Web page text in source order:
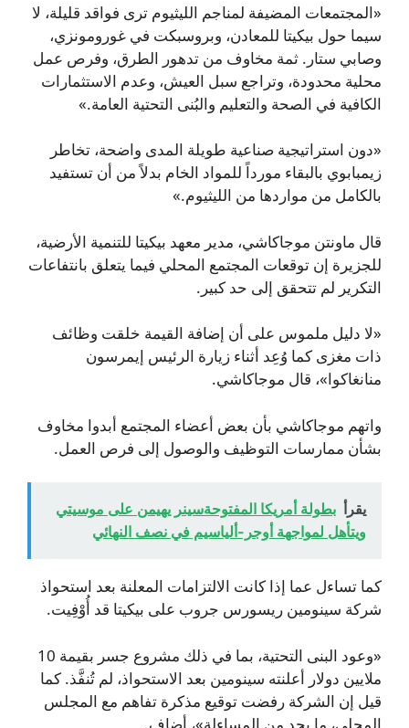
«المجتمعات المضيفة لمناجم الليثيوم ترى فواقد قليلة، لا
سيما حول بيكيتا للمعادن، وبروسبكت في غورومونزي،
وصابي ستار. ثمة مخاوف من تدهور الطرق، وفرص عمل
محلية محدودة، وتراجع سبل العيش، وعدم الاستثمارات
الكافية في الصحة والتعليم والبُنى التحتية العامة.»
«دون استراتيجية صناعية طويلة المدى واضحة، تخاطر
زيمبابوي بالبقاء مورداً للمواد الخام بدلاً من أن تستفيد
بالكامل من مواردها من الليثيوم.»
قال ماونتن موجاكاشي، مدير معهد بيكيتا للتنمية الأرضية،
للجزيرة إن توقعات المجتمع المحلي فيما يتعلق بانتفاعات
التكرير لم تتحقق إلى حد كبير.
«لا دليل ملموس على أن إضافة القيمة خلقت وظائف
ذات مغزى كما وُعِد أثناء زيارة الرئيس إيمرسون
منانغاكوا»، قال موجاكاشي.
واتهم موجاكاشي بأن بعض أعضاء المجتمع أبدوا مخاوف
بشأن ممارسات التوظيف والوصول إلى فرص العمل.
يقرأ بطولة أمريكا المفتوحةسينر يهيمن على موسيتي
ويتأهل لمواجهة أوجر-ألياسيم في نصف النهائي
كما تساءل عما إذا كانت الالتزامات المعلنة بعد استحواذ
شركة سينومين ريسورس جروب على بيكيتا قد أُوْفِيت.
«وعود البنى التحتية، بما في ذلك مشروع جسر بقيمة 10
ملايين دولار أعلنته سينومين بعد الاستحواذ، لم تُنفَّذ. كما
قيل إن الشركة رفضت توقيع مذكرة تفاهم مع المجلس
المحلي، ما يحد من المساءلة»، أضاف.